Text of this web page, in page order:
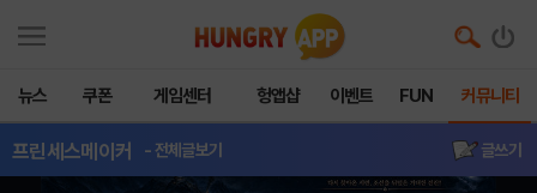
뉴스 쿠폰 게임센터 헝앱샵 이벤트 FUN 커뮤니티
프린세스메이커 - 전체글보기 글쓰기